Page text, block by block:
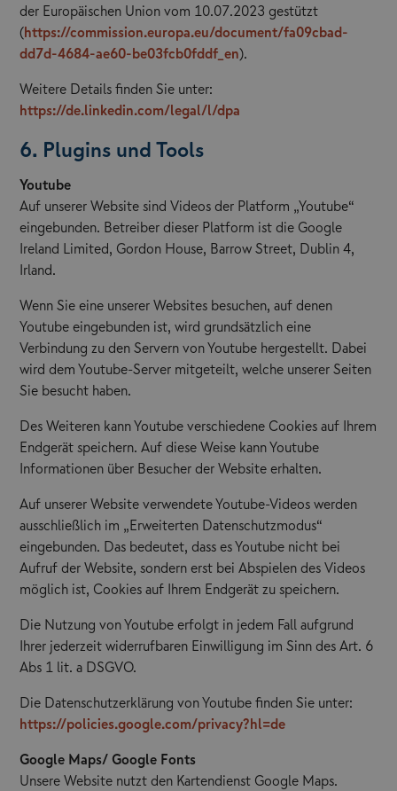
der Europäischen Union vom 10.07.2023 gestützt
(https://commission.europa.eu/document/fa09cbad-
dd7d-4684-ae60-be03fcb0fddf_en).
Weitere Details finden Sie unter:
https://de.linkedin.com/legal/l/dpa
6. Plugins und Tools
Youtube
Auf unserer Website sind Videos der Platform „Youtube“
eingebunden. Betreiber dieser Platform ist die Google
Ireland Limited, Gordon House, Barrow Street, Dublin 4,
Irland.
Wenn Sie eine unserer Websites besuchen, auf denen
Youtube eingebunden ist, wird grundsätzlich eine
Verbindung zu den Servern von Youtube hergestellt. Dabei
wird dem Youtube-Server mitgeteilt, welche unserer Seiten
Sie besucht haben.
Des Weiteren kann Youtube verschiedene Cookies auf Ihrem
Endgerät speichern. Auf diese Weise kann Youtube
Informationen über Besucher der Website erhalten.
Auf unserer Website verwendete Youtube-Videos werden
ausschließlich im „Erweiterten Datenschutzmodus“
eingebunden. Das bedeutet, dass es Youtube nicht bei
Aufruf der Website, sondern erst bei Abspielen des Videos
möglich ist, Cookies auf Ihrem Endgerät zu speichern.
Die Nutzung von Youtube erfolgt in jedem Fall aufgrund
Ihrer jederzeit widerrufbaren Einwilligung im Sinn des Art. 6
Abs 1 lit. a DSGVO.
Die Datenschutzerklärung von Youtube finden Sie unter:
https://policies.google.com/privacy?hl=de
Google Maps/ Google Fonts
Unsere Website nutzt den Kartendienst Google Maps.